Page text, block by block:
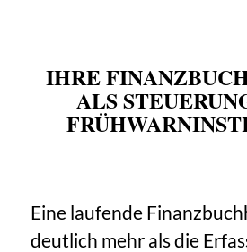
IHRE
ALS
Eine laufende
deutlich mehr als die